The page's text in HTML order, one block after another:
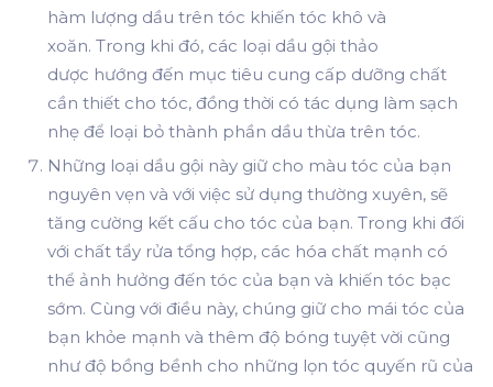
hàm lượng dầu trên tóc khiến tóc khô và
xoăn. Trong khi đó, các loại dầu gội thảo
dược hướng đến mục tiêu cung cấp dưỡng chất
cần thiết cho tóc, đồng thời có tác dụng làm sạch
nhẹ để loại bỏ thành phần dầu thừa trên tóc.
Những loại dầu gội này giữ cho màu tóc của bạn
nguyên vẹn và với việc sử dụng thường xuyên, sẽ
tăng cường kết cấu cho tóc của bạn. Trong khi đối
với chất tẩy rửa tổng hợp, các hóa chất mạnh có
thể ảnh hưởng đến tóc của bạn và khiến tóc bạc
sớm. Cùng với điều này, chúng giữ cho mái tóc của
bạn khỏe mạnh và thêm độ bóng tuyệt vời cũng
như độ bồng bềnh cho những lọn tóc quyến rũ của